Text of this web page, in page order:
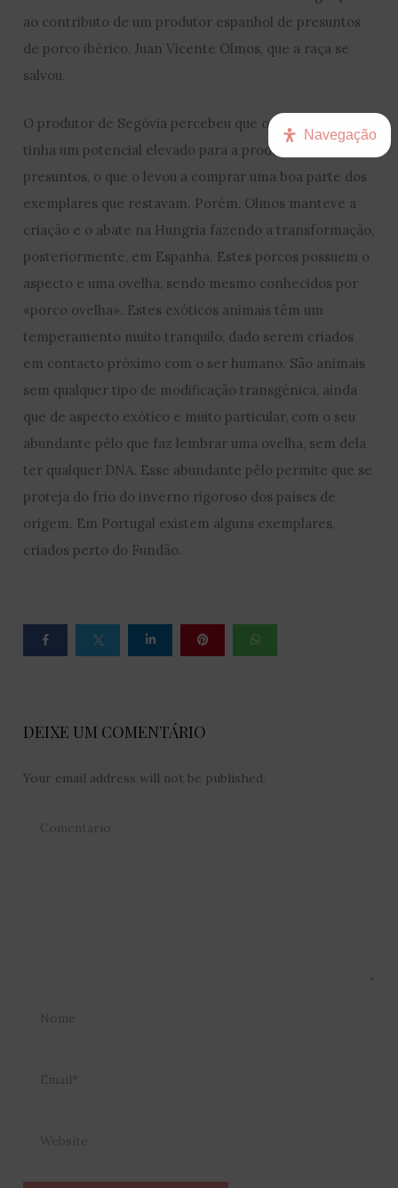
ao contributo de um produtor espanhol de presuntos
de porco ibérico, Juan Vicente Olmos, que a raça se
salvou.
O produtor de Segóvia percebeu que o mangalitsa
tinha um potencial elevado para a produção de
presuntos, o que o levou a comprar uma boa parte dos
exemplares que restavam. Porém, Olmos manteve a
criação e o abate na Hungria fazendo a transformação,
posteriormente, em Espanha. Estes porcos possuem o
aspecto e uma ovelha, sendo mesmo conhecidos por
«porco ovelha». Estes exóticos animais têm um
temperamento muito tranquilo, dado serem criados
em contacto próximo com o ser humano. São animais
sem qualquer tipo de modificação transgénica, ainda
que de aspecto exótico e muito particular, com o seu
abundante pêlo que faz lembrar uma ovelha, sem dela
ter qualquer DNA. Esse abundante pêlo permite que se
proteja do frio do inverno rigoroso dos países de
origem. Em Portugal existem alguns exemplares,
criados perto do Fundão.
DEIXE UM COMENTÁRIO
Your email address will not be published.
Navegação